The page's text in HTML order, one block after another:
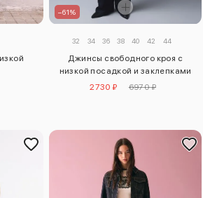
–61%
32 34 36 38 40 42 44
Джинсы свободного кроя с
низкой посадкой и заклепками
2730 ₽
6970 ₽